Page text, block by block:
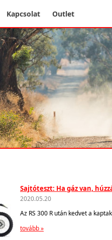
Kapcsolat Outlet
Sajtóteszt: Ha gáz van,
2020.05.20
Az RS 300 R után kedvet a
tovább »